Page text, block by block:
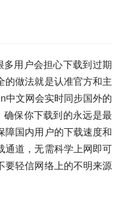
多用户会担心下载到过期
的做法就是认准官方和主
中文网会实时同步国外的
保你下载到的永远是最
障国内用户的下载速度和
通道，无需科学上网即可
要轻信网络上的不明来源